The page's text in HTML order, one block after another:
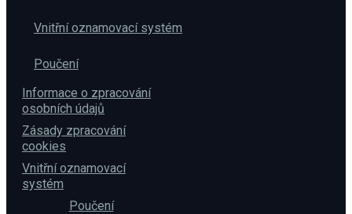
Vnitřní oznamovací systém
Poučení
Informace o zpracování
osobních údajů
Zásady zpracování
cookies
Vnitřní oznamovací
systém
Poučení